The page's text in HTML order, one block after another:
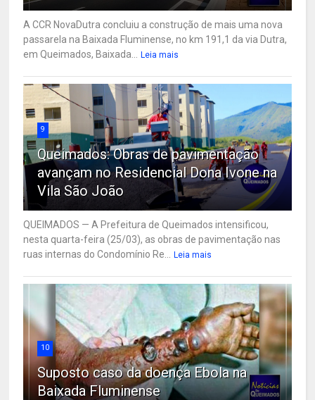
A CCR NovaDutra concluiu a construção de mais uma nova
passarela na Baixada Fluminense, no km 191,1 da via Dutra,
em Queimados, Baixada...
Leia mais
9
Queimados: Obras de pavimentação
avançam no Residencial Dona Ivone na
Vila São João
QUEIMADOS — A Prefeitura de Queimados intensificou,
nesta quarta-feira (25/03), as obras de pavimentação nas
ruas internas do Condomínio Re...
Leia mais
10
Suposto caso da doença Ebola na
Baixada Fluminense